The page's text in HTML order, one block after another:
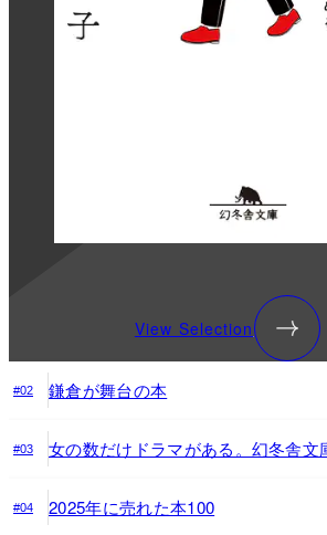
View Selection
#02 鎌倉が舞台の本
#03 女の数だけドラマがある。幻冬舎文
#04 2025年に売れた本100